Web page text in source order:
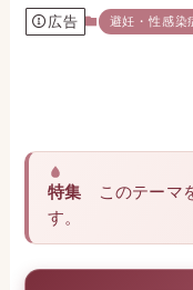
広告 避妊・性感染
特集 このテーマ
す。